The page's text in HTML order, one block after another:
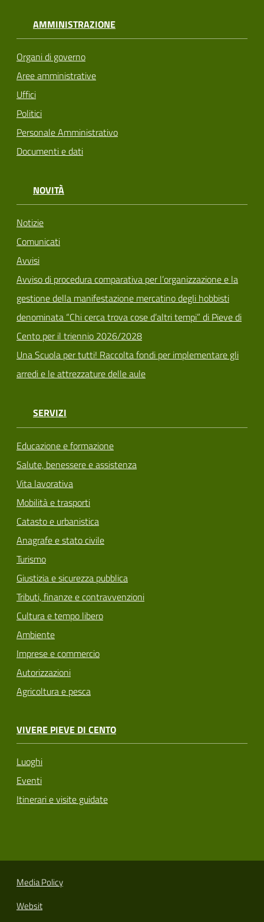
AMMINISTRAZIONE
Organi di governo
Aree amministrative
Uffici
Politici
Personale Amministrativo
Documenti e dati
NOVITÀ
Notizie
Comunicati
Avvisi
Avviso di procedura comparativa per l’organizzazione e la
gestione della manifestazione mercatino degli hobbisti
denominata “Chi cerca trova cose d’altri tempi” di Pieve di
Cento per il triennio 2026/2028
Una Scuola per tutti! Raccolta fondi per implementare gli
arredi e le attrezzature delle aule
SERVIZI
Educazione e formazione
Salute, benessere e assistenza
Vita lavorativa
Mobilità e trasporti
Catasto e urbanistica
Anagrafe e stato civile
Turismo
Giustizia e sicurezza pubblica
Tributi, finanze e contravvenzioni
Cultura e tempo libero
Ambiente
Imprese e commercio
Autorizzazioni
Agricoltura e pesca
VIVERE PIEVE DI CENTO
Luoghi
Eventi
Itinerari e visite guidate
Media Policy
Websit